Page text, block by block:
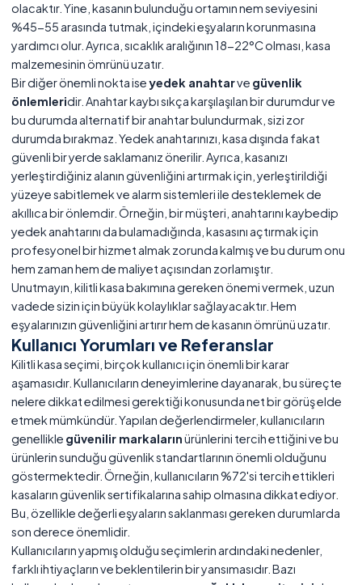
olacaktır. Yine, kasanın bulunduğu ortamın nem seviyesini
%45-55 arasında tutmak, içindeki eşyaların korunmasına
yardımcı olur. Ayrıca, sıcaklık aralığının 18-22°C olması, kasa
malzemesinin ömrünü uzatır.
Bir diğer önemli nokta iseyedek anahtarve güvenlik
önlemleridir. Anahtar kaybı sıkça karşılaşılan bir durumdur ve
bu durumda alternatif bir anahtar bulundurmak, sizi zor
durumda bırakmaz. Yedek anahtarınızı, kasa dışında fakat
güvenli bir yerde saklamanız önerilir. Ayrıca, kasanızı
yerleştirdiğiniz alanın güvenliğini artırmak için, yerleştirildiği
yüzeye sabitlemek ve alarm sistemleri ile desteklemek de
akıllıca bir önlemdir. Örneğin, bir müşteri, anahtarını kaybedip
yedek anahtarını da bulamadığında, kasasını açtırmak için
profesyonel bir hizmet almak zorunda kalmış ve bu durum onu
hem zaman hem de maliyet açısından zorlamıştır.
Unutmayın, kilitli kasa bakımına gereken önemi vermek, uzun
vadede sizin için büyük kolaylıklar sağlayacaktır. Hem
eşyalarınızın güvenliğini artırır hem de kasanın ömrünü uzatır.
Kullanıcı Yorumları ve Referanslar
Kilitli kasa seçimi, birçok kullanıcı için önemli bir karar
aşamasıdır. Kullanıcıların deneyimlerine dayanarak, bu süreçte
nelere dikkat edilmesi gerektiği konusunda net bir görüş elde
etmek mümkündür. Yapılan değerlendirmeler, kullanıcıların
genellikle güvenilir markalarınürünlerini tercih ettiğini ve bu
ürünlerin sunduğu güvenlik standartlarının önemli olduğunu
göstermektedir. Örneğin, kullanıcıların %72'si tercih ettikleri
kasaların güvenlik sertifikalarına sahip olmasına dikkat ediyor.
Bu, özellikle değerli eşyaların saklanması gereken durumlarda
son derece önemlidir.
Kullanıcıların yapmış olduğu seçimlerin ardındaki nedenler,
farklı ihtiyaçların ve beklentilerin bir yansımasıdır. Bazı